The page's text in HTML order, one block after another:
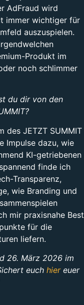
AdFraud wird
immer wichtiger für
auszuspielen.
Produkt im
noch schlimmer
du dir von den
des JETZT SUMMIT
Impulse dazu, wie
KI-getriebenen
finde ich
Transparenz,
wie Branding und
mir praxisnahe Best
für die
liefern.
26. März 2026 im
euch hiereuer